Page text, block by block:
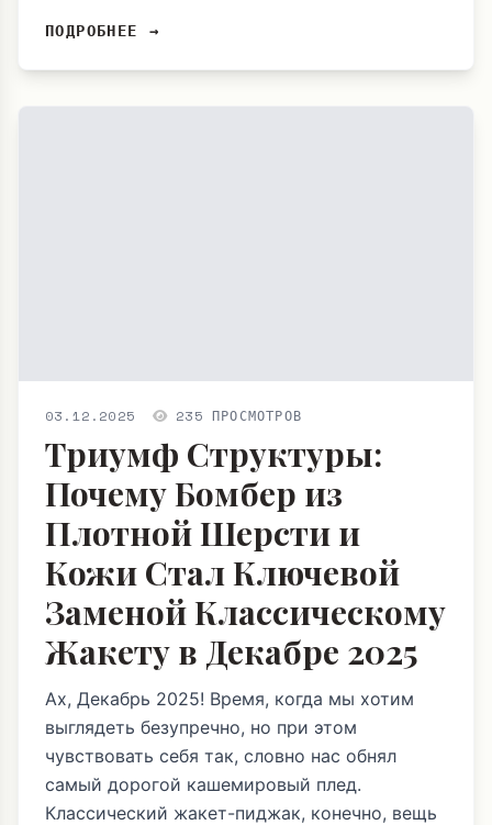
ПОДРОБНЕЕ →
03.12.2025 235 ПРОСМОТРОВ
Триумф Структуры:
Почему Бомбер из
Плотной Шерсти и
Кожи Стал Ключевой
Заменой Классическому
Жакету в Декабре 2025
Ах, Декабрь 2025! Время, когда мы хотим
выглядеть безупречно, но при этом
чувствовать себя так, словно нас обнял
самый дорогой кашемировый плед.
Классический жакет-пиджак, конечно, вещь